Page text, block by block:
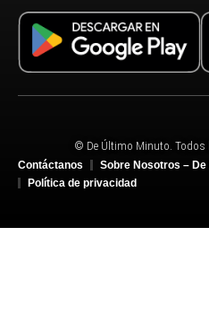
© De Último Minuto. Todos
Contáctanos
Sobre Nosotros –
Política de privacidad